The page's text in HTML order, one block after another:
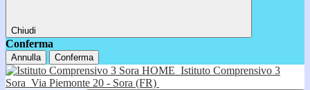
Chiudi
Conferma
Annulla Conferma
HOME Istituto Comprensivo 3
Sora Via Piemonte 20 - Sora (FR)